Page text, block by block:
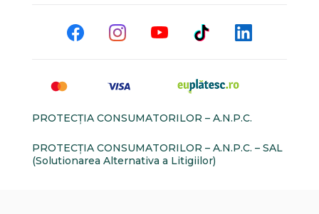
PROTECŢIA CONSUMATORILOR – A.N.P.C.
PROTECŢIA CONSUMATORILOR – A.N.P.C. – SAL
(Solutionarea Alternativa a Litigiilor)